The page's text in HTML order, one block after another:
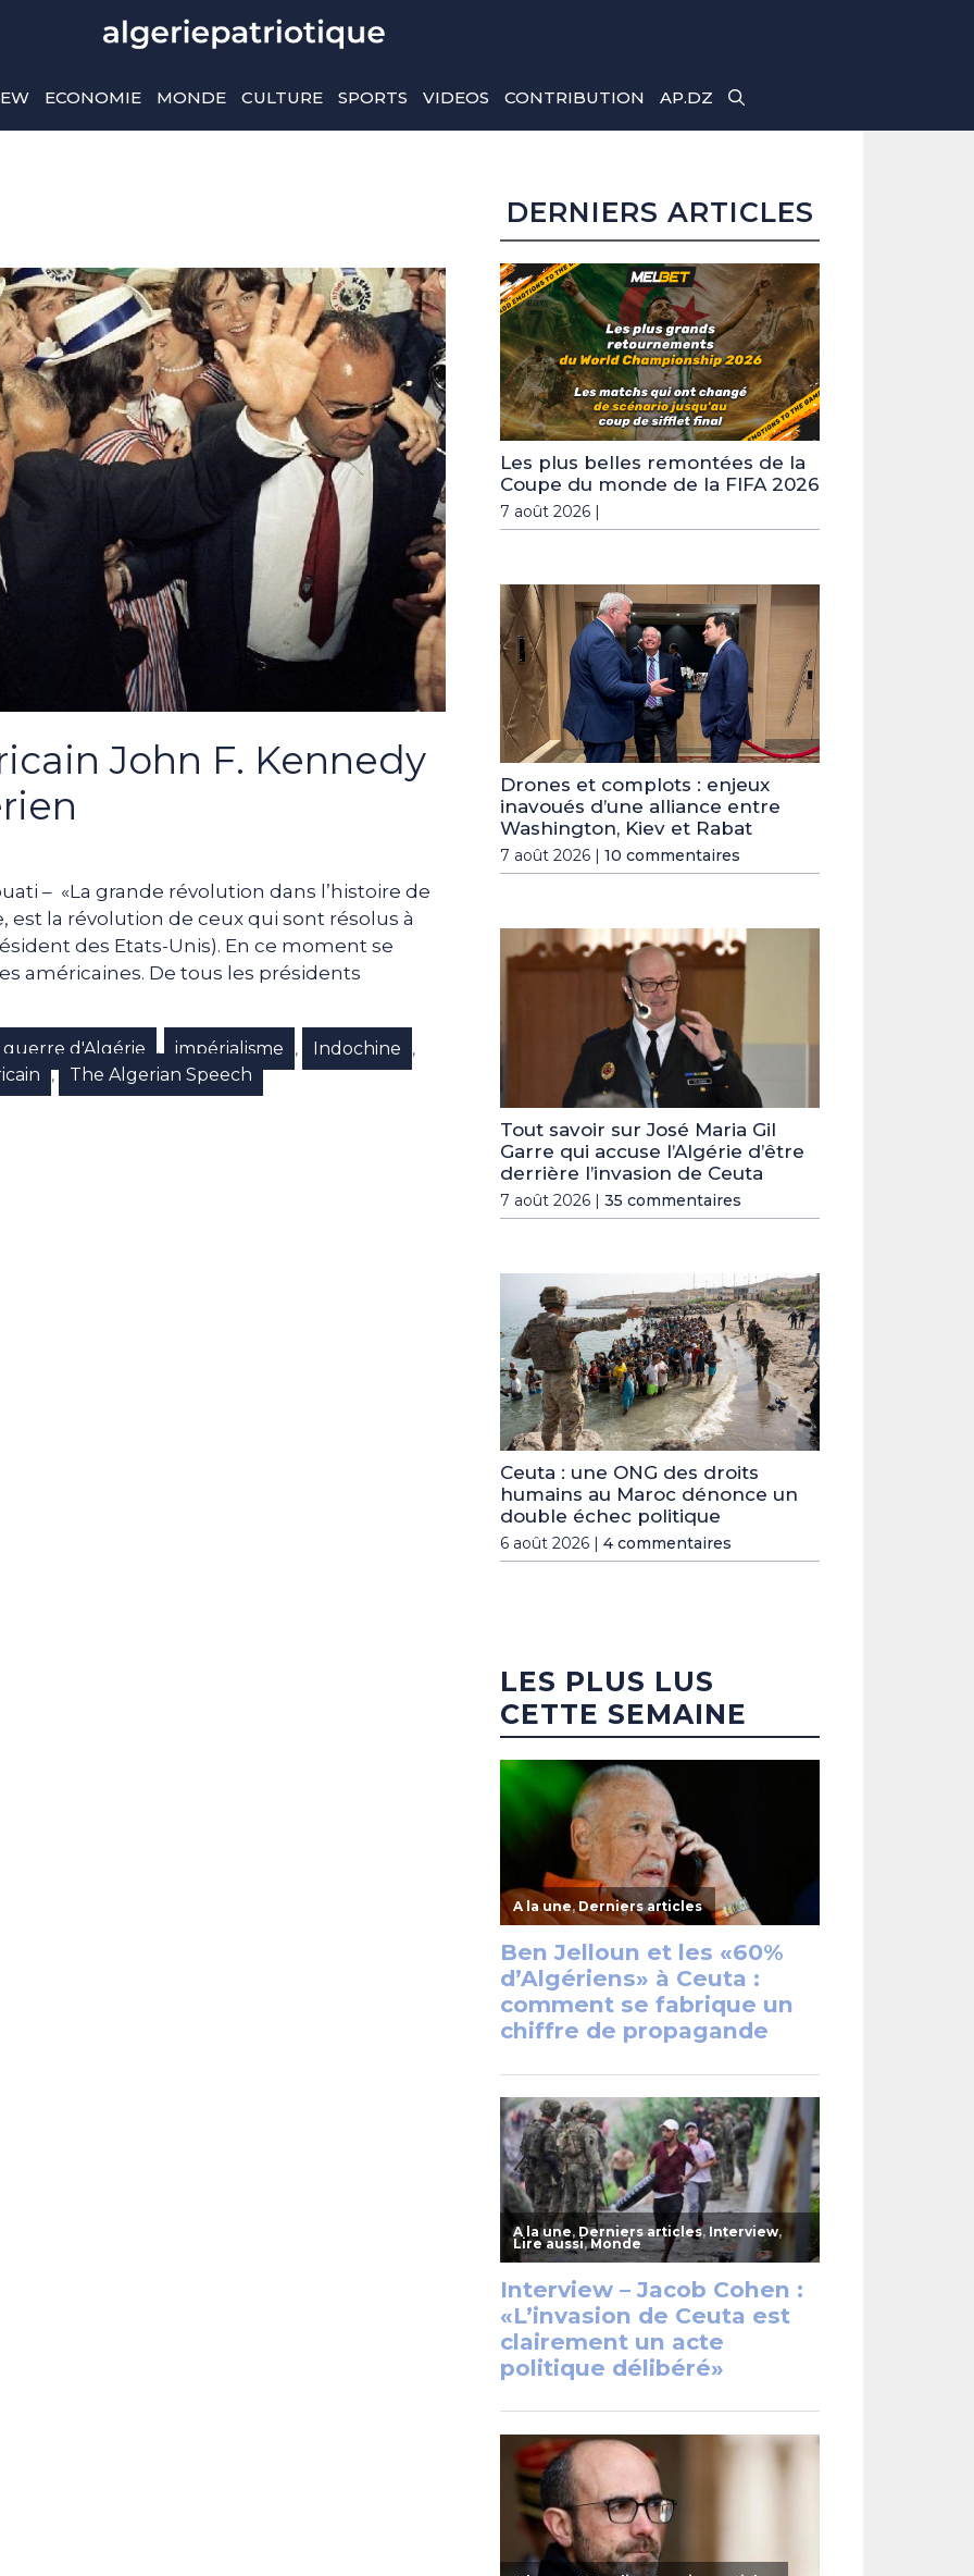
ECONOMIE MONDE CULTURE SPORTS VIDEOS CONTRIBUTION AP.DZ
John F. Kennedy
– «La grande révolution dans l’histoire de
est la révolution de ceux qui sont résolus à
des Etats-Unis). En ce moment se
américaines. De tous les présidents
guerre d'Algérie , impérialisme , Indochine ,
, The Algerian Speech
DERNIERS ARTICLES
Les plus belles remontées de la
Coupe du monde de la FIFA 2026
7 août 2026 |
Drones et complots : enjeux
inavoués d’une alliance entre
Washington, Kiev et Rabat
7 août 2026 | 10 commentaires
Tout savoir sur José Maria Gil
Garre qui accuse l’Algérie d’être
derrière l’invasion de Ceuta
7 août 2026 | 35 commentaires
Ceuta : une ONG des droits
humains au Maroc dénonce un
double échec politique
6 août 2026 | 4 commentaires
LES PLUS LUS
CETTE SEMAINE